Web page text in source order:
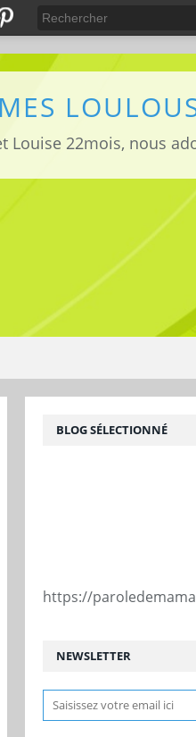
NEWSLETTER
BLOG SÉLECTIONNÉ
https://